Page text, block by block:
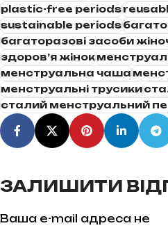
plastic-free periods
sustainable periods
багаторазові засоби
здоров’я жінок
менструальна чаша
менструальні трусики
сталий менструальний
ЗАЛИШИТИ
Ваша e-mail адреса не